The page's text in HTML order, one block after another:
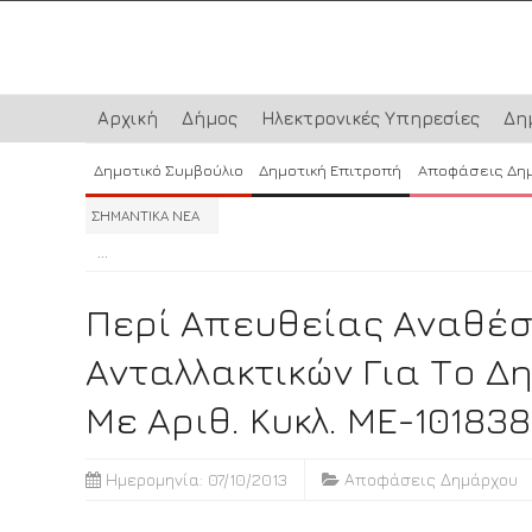
Αρχική Δήμος Ηλεκτρονικές Υπηρεσίες
Δημοτικό Συμβούλιο Δημοτική Επιτροπή Αποφάσεις
ΣΗΜΑΝΤΙΚΑ ΝΕΑ
...
Περί Απευθείας
Ανταλλακτικών Για Το
Με Αριθ. Κυκλ. ΜΕ-101838
Ημερομηνία: 07/10/2013 Αποφάσεις Δημάρχου